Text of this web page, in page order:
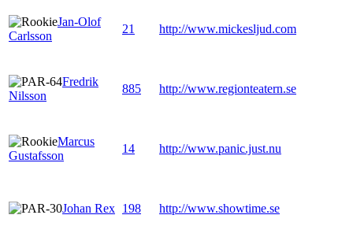
Jan-Olof
Carlsson
21 http://www.mickesljud.com
Fredrik
Nilsson
885 http://www.regionteatern.se
Marcus
Gustafsson
14 http://www.panic.just.nu
Johan Rex 198 http://www.showtime.se